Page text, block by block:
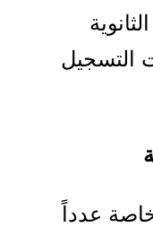
التسجيل
عدداً